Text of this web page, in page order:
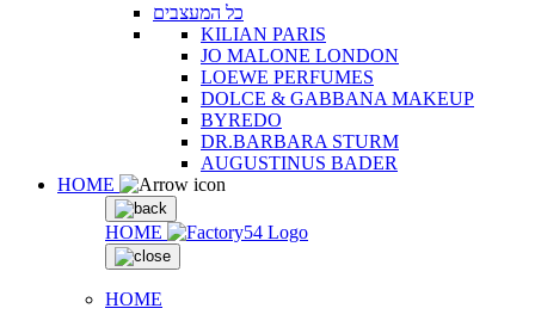
כל המעצבים
KILIAN PARIS
JO MALONE LONDON
LOEWE PERFUMES
DOLCE & GABBANA MAKEUP
BYREDO
DR.BARBARA STURM
AUGUSTINUS BADER
HOME
HOME
HOME